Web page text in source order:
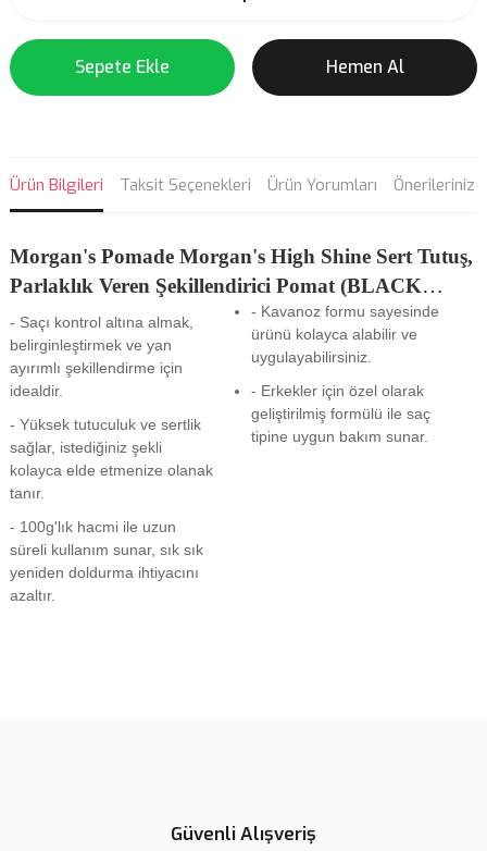
Sepete Ekle Hemen Al
Ürün Bilgileri Taksit Seçenekleri Ürün Yorumları Önerileriniz
Morgan's Pomade Morgan's High Shine Sert Tutuş,
Parlaklık Veren Şekillendirici Pomat (BLACK
LABEL) 100gr
- Saçı kontrol altına almak,
belirginleştirmek ve yan
ayırımlı şekillendirme için
idealdir.
- Yüksek tutuculuk ve sertlik
sağlar, istediğiniz şekli
kolayca elde etmenize olanak
tanır.
- 100g'lık hacmi ile uzun
süreli kullanım sunar, sık sık
yeniden doldurma ihtiyacını
azaltır.
- Kavanoz formu sayesinde
ürünü kolayca alabilir ve
uygulayabilirsiniz.
- Erkekler için özel olarak
geliştirilmiş formülü ile saç
tipine uygun bakım sunar.
Güvenli Alışveriş